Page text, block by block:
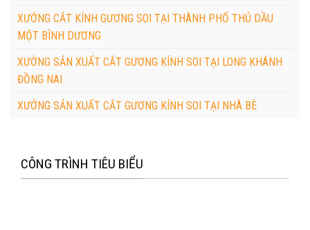
XƯỞNG CẮT KÍNH GƯƠNG SOI TẠI THÀNH PHỐ THỦ DẦU
MỘT BÌNH DƯƠNG
XƯỞNG SẢN XUẤT CẮT GƯƠNG KÍNH SOI TẠI LONG KHÁNH
ĐỒNG NAI
XƯỞNG SẢN XUẤT CẮT GƯƠNG KÍNH SOI TẠI NHÀ BÈ
CÔNG TRÌNH TIÊU BIỂU